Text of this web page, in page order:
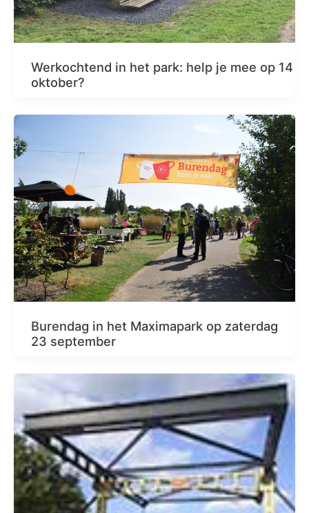
Werkochtend in het park: help je mee op 14
oktober?
Burendag in het Maximapark op zaterdag
23 september